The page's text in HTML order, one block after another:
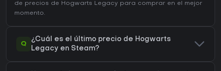
de precios de Hogwarts Legacy para comprar en el mejor
momento.
Q
¿Cuál es el último precio de Hogwarts
Legacy en Steam?